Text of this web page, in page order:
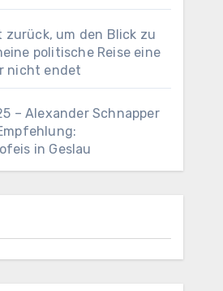
zurück, um den Blick zu
politische Reise eine
nicht endet
– Alexander Schnapper
in Geslau